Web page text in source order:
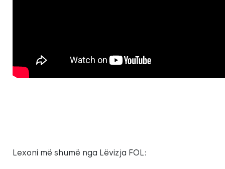
Lexoni më shumë nga Lëvizja FOL: